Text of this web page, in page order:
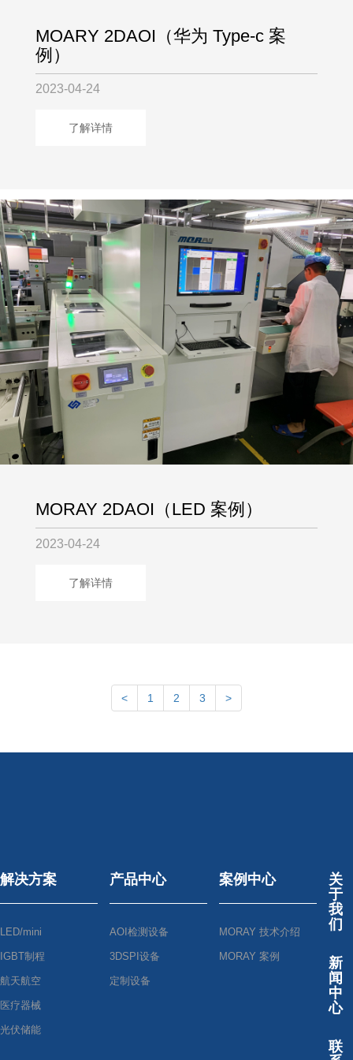
MOARY 2DAOI（华为 Type-c 案
例）
2023-04-24
了解详情
MORAY 2DAOI（LED 案例）
2023-04-24
了解详情
< 1 2 3 >
解决方案
LED/mini
IGBT制程
航天航空
医疗器械
光伏储能
产品中心
AOI检测设备
3DSPI设备
定制设备
案例中心
MORAY 技术介绍
MORAY 案例
关
于
我
们
新
闻
中
心
联